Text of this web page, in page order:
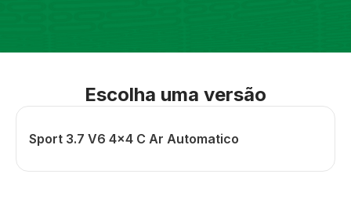
Escolha uma versão
Sport 3.7 V6 4x4 C Ar Automatico